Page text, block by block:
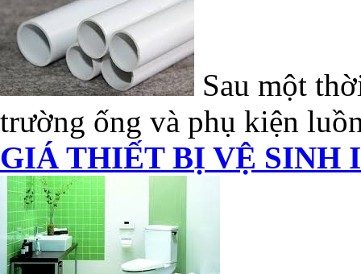
Sau một
trường ống và phụ kiện
GIÁ THIẾT BỊ VỆ SINH